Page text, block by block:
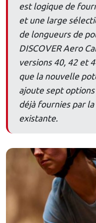
est logique de
et une large
de longueurs de
DISCOVER Aero
versions 40, 42 et
que la nouvelle
ajoute sept
déjà fournies par la
existante.